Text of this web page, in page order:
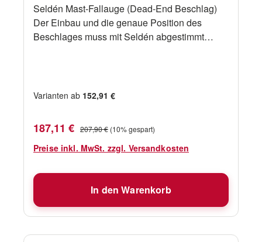
Seldén Mast-Fallauge (Dead-End Beschlag)
Der Einbau und die genaue Position des
Beschlages muss mit Seldén abgestimmt
Varianten ab 152,91 €
Verkaufspreis:
187,11 € Regulärer Preis:
207,90 € (10% gespart)
Preise inkl. MwSt. zzgl. Versandkosten
In den Warenkorb